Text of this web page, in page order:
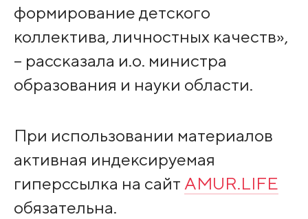
формирование детского
коллектива, личностных качеств»,
– рассказала и.о. министра
образования и науки области.
При использовании материалов
активная индексируемая
гиперссылка на сайт AMUR.LIFE
обязательна.